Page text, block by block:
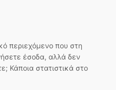
περιεχόμενο που στη
έσοδα, αλλά δεν
Κάποια στατιστικά στο